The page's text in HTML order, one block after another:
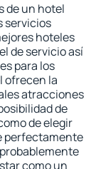
de un hotel
servicios
hoteles
de servicio así
para los
ofrecen la
atracciones
de
de elegir
perfectamente
como un